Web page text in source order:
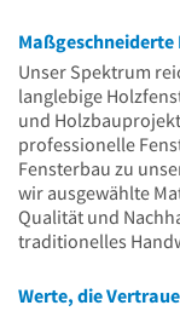
Unser Spektrum
langlebige
und
professionelle
Fensterbau zu
wir ausgewählte
Qualität und
traditionelles
Werte, die